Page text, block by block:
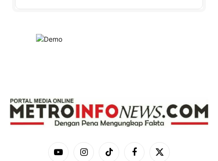
YouTubeInstagramTikTok Facebook
X